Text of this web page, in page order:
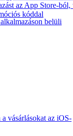
az App Store-
kóddal
belüli
vásárlásokat az iOS-